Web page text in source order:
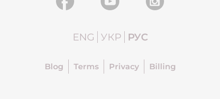
ENG УКР РУС
Blog Terms Privacy Billing